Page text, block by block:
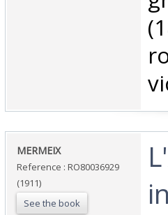
‎MERMEIX‎
Reference : RO80036929
(1911)
See the book